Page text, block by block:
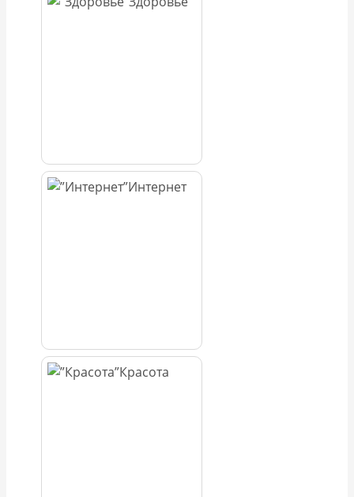
Интернет
Красота